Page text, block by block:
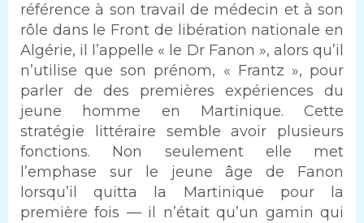
référence à son travail de médecin et à son
rôle dans le Front de libération nationale en
Algérie, il l’appelle « le Dr Fanon », alors qu’il
n’utilise que son prénom, « Frantz », pour
parler de des premières expériences du
jeune homme en Martinique. Cette
stratégie littéraire semble avoir plusieurs
fonctions. Non seulement elle met
l’emphase sur le jeune âge de Fanon
lorsqu’il quitta la Martinique pour la
première fois — il n’était qu’un gamin qui